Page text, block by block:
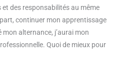
et des responsabilités au même
continuer mon apprentissage
alternance, j’aurai mon
Quoi de mieux pour